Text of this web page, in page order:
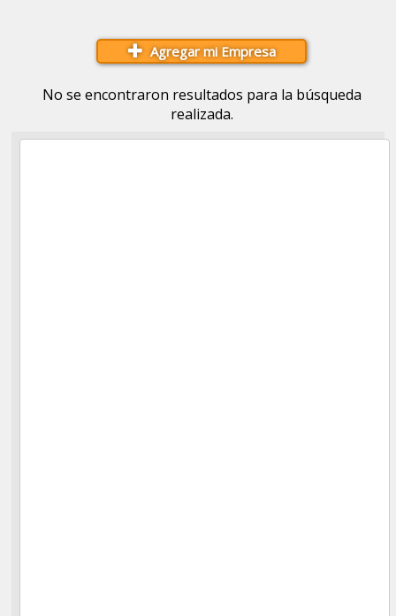
Agregar mi Empresa
No se encontraron resultados para la búsqueda
realizada.